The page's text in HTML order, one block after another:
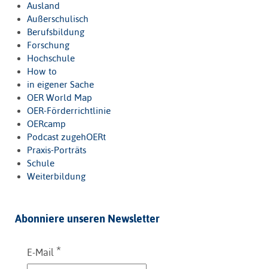
Ausland
Außerschulisch
Berufsbildung
Forschung
Hochschule
How to
in eigener Sache
OER World Map
OER-Förderrichtlinie
OERcamp
Podcast zugehOERt
Praxis-Porträts
Schule
Weiterbildung
Abonniere unseren Newsletter
E-Mail *